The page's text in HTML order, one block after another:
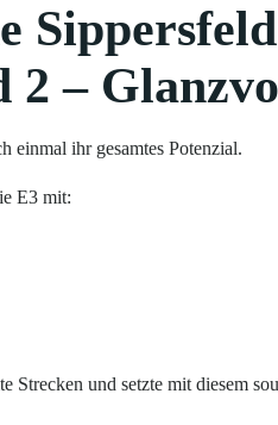
2 –
einmal ihr gesamtes Potenzial.
E3 mit:
und setzte mit diesem